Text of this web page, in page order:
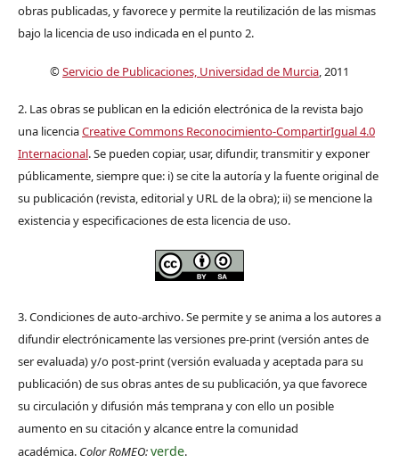
obras publicadas, y favorece y permite la reutilización de las mismas
bajo la licencia de uso indicada en el punto 2.
©Servicio de Publicaciones, Universidad de Murcia , 2011
2. Las obras se publican en la edición electrónica de la revista bajo
una licenciaCreative Commons Reconocimiento-CompartirIgual 4.0
Internacional. Se pueden copiar, usar, difundir, transmitir y exponer
públicamente, siempre que: i) se cite la autoría y la fuente original de
su publicación (revista, editorial y URL de la obra); ii) se mencione la
existencia y especificaciones de esta licencia de uso.
3. Condiciones de auto-archivo. Se permite y se anima a los autores a
difundir electrónicamente las versiones pre-print (versión antes de
ser evaluada) y/o post-print (versión evaluada y aceptada para su
publicación) de sus obras antes de su publicación, ya que favorece
su circulación y difusión más temprana y con ello un posible
aumento en su citación y alcance entre la comunidad
académica. Color RoMEO:verde.